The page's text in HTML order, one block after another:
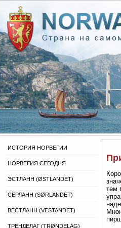
ИСТОРИЯ НОРВЕГИИ
НОРВЕГИЯ СЕГОДНЯ
ЭСТЛАНН (ØSTLANDET)
СЁРЛАНН (SØRLANDET)
ВЕСТЛАНН (VESTANDET)
ТРЁНДЕЛАГ (TRØNDELAG)
тем